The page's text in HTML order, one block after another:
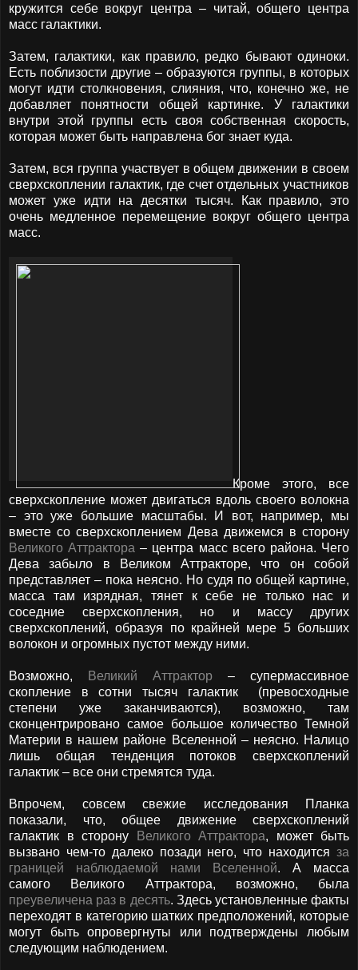
кружится себе вокруг центра – читай, общего центра
масс галактики.
Затем, галактики, как правило, редко бывают одиноки.
Есть поблизости другие – образуются группы, в которых
могут идти столкновения, слияния, что, конечно же, не
добавляет понятности общей картинке. У галактики
внутри этой группы есть своя собственная скорость,
которая может быть направлена бог знает куда.
Затем, вся группа участвует в общем движении в своем
сверхскоплении галактик, где счет отдельных участников
может уже идти на десятки тысяч. Как правило, это
очень медленное перемещение вокруг общего центра
масс.
Кроме этого, все
сверхскопление может двигаться вдоль своего волокна
– это уже большие масштабы. И вот, например, мы
вместе со сверхскоплением Дева движемся в сторону
Великого Аттрактора – центра масс всего района. Чего
Дева забыло в Великом Аттракторе, что он собой
представляет – пока неясно. Но судя по общей картине,
масса там изрядная, тянет к себе не только нас и
соседние сверхскопления, но и массу других
сверхскоплений, образуя по крайней мере 5 больших
волокон и огромных пустот между ними.
Возможно, Великий Аттрактор – супермассивное
скопление в сотни тысяч галактик (превосходные
степени уже заканчиваются), возможно, там
сконцентрировано самое большое количество Темной
Материи в нашем районе Вселенной – неясно. Налицо
лишь общая тенденция потоков сверхскоплений
галактик – все они стремятся туда.
Впрочем, совсем свежие исследования Планка
показали, что, общее движение сверхскоплений
галактик в сторону
Великого Аттрактора, может быть
вызвано чем-то далеко позади него, что находится за
границей наблюдаемой нами Вселенной. А масса
самого Великого Аттрактора, возможно, была
преувеличена раз в десять. Здесь установленные факты
переходят в категорию шатких предположений, которые
могут быть опровергнуты или подтверждены любым
следующим наблюдением.